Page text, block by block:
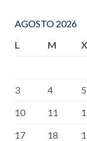
AGOSTO 2026
L
M X
3
4 5
10
11
17
18